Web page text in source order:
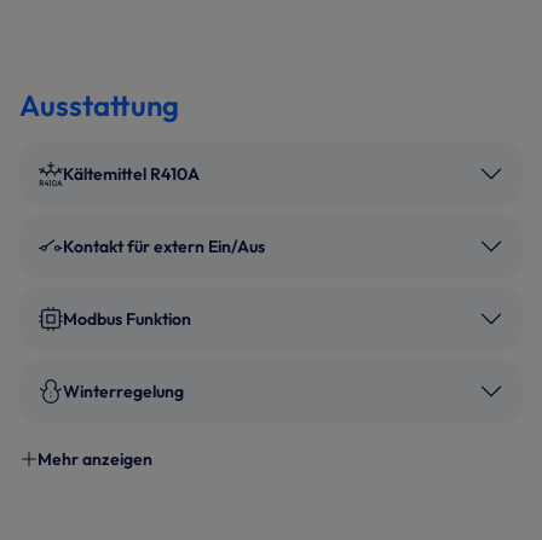
Ausstattung
Kältemittel R410A
Kontakt für extern Ein/Aus
Modbus Funktion
Winterregelung
Mehr anzeigen